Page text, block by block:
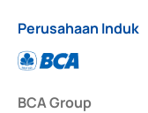
Perusahaan Induk
BCA Group